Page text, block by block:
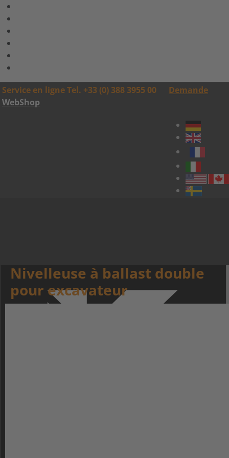
Service en ligne Tel. +33 (0) 388 3955 00
Demande
WebShop
Nivelleuse à ballast double
pour excavateur